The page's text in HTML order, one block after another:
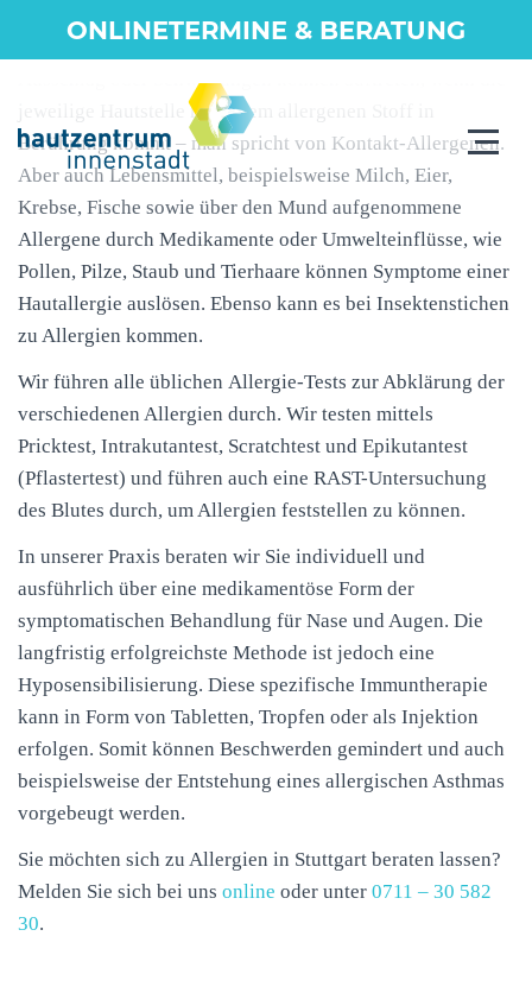
Toggle
ONLINETERMINE & BERATUNG
Ausschlag oder Schwellungen können auftreten, wenn die
jeweilige Hautstelle mit einem allergenen Stoff in
Berührung kommt – man spricht von Kontakt-Allergenen.
Aber auch Lebensmittel, beispielsweise Milch, Eier,
Krebse, Fische sowie über den Mund aufgenommene
Allergene durch Medikamente oder Umwelteinflüsse, wie
Pollen, Pilze, Staub und Tierhaare können Symptome einer
Hautallergie auslösen. Ebenso kann es bei Insektenstichen
zu Allergien kommen.
Wir führen alle üblichen Allergie-Tests zur Abklärung der
verschiedenen Allergien durch. Wir testen mittels
Pricktest, Intrakutantest, Scratchtest und Epikutantest
(Pflastertest) und führen auch eine RAST-Untersuchung
des Blutes durch, um Allergien feststellen zu können.
In unserer Praxis beraten wir Sie individuell und
ausführlich über eine medikamentöse Form der
symptomatischen Behandlung für Nase und Augen. Die
langfristig erfolgreichste Methode ist jedoch eine
Hyposensibilisierung. Diese spezifische Immuntherapie
kann in Form von Tabletten, Tropfen oder als Injektion
erfolgen. Somit können Beschwerden gemindert und auch
beispielsweise der Entstehung eines allergischen Asthmas
vorgebeugt werden.
Sie möchten sich zu Allergien in Stuttgart beraten lassen?
Melden Sie sich bei uns online oder unter 0711 – 30 582
30.